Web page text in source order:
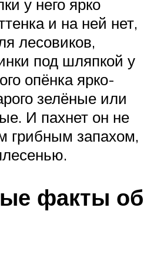
у него ярко
и на ней нет,
лесовиков,
под шляпкой у
опёнка ярко-
зелёные или
И пахнет он не
грибным запахом,
факты об